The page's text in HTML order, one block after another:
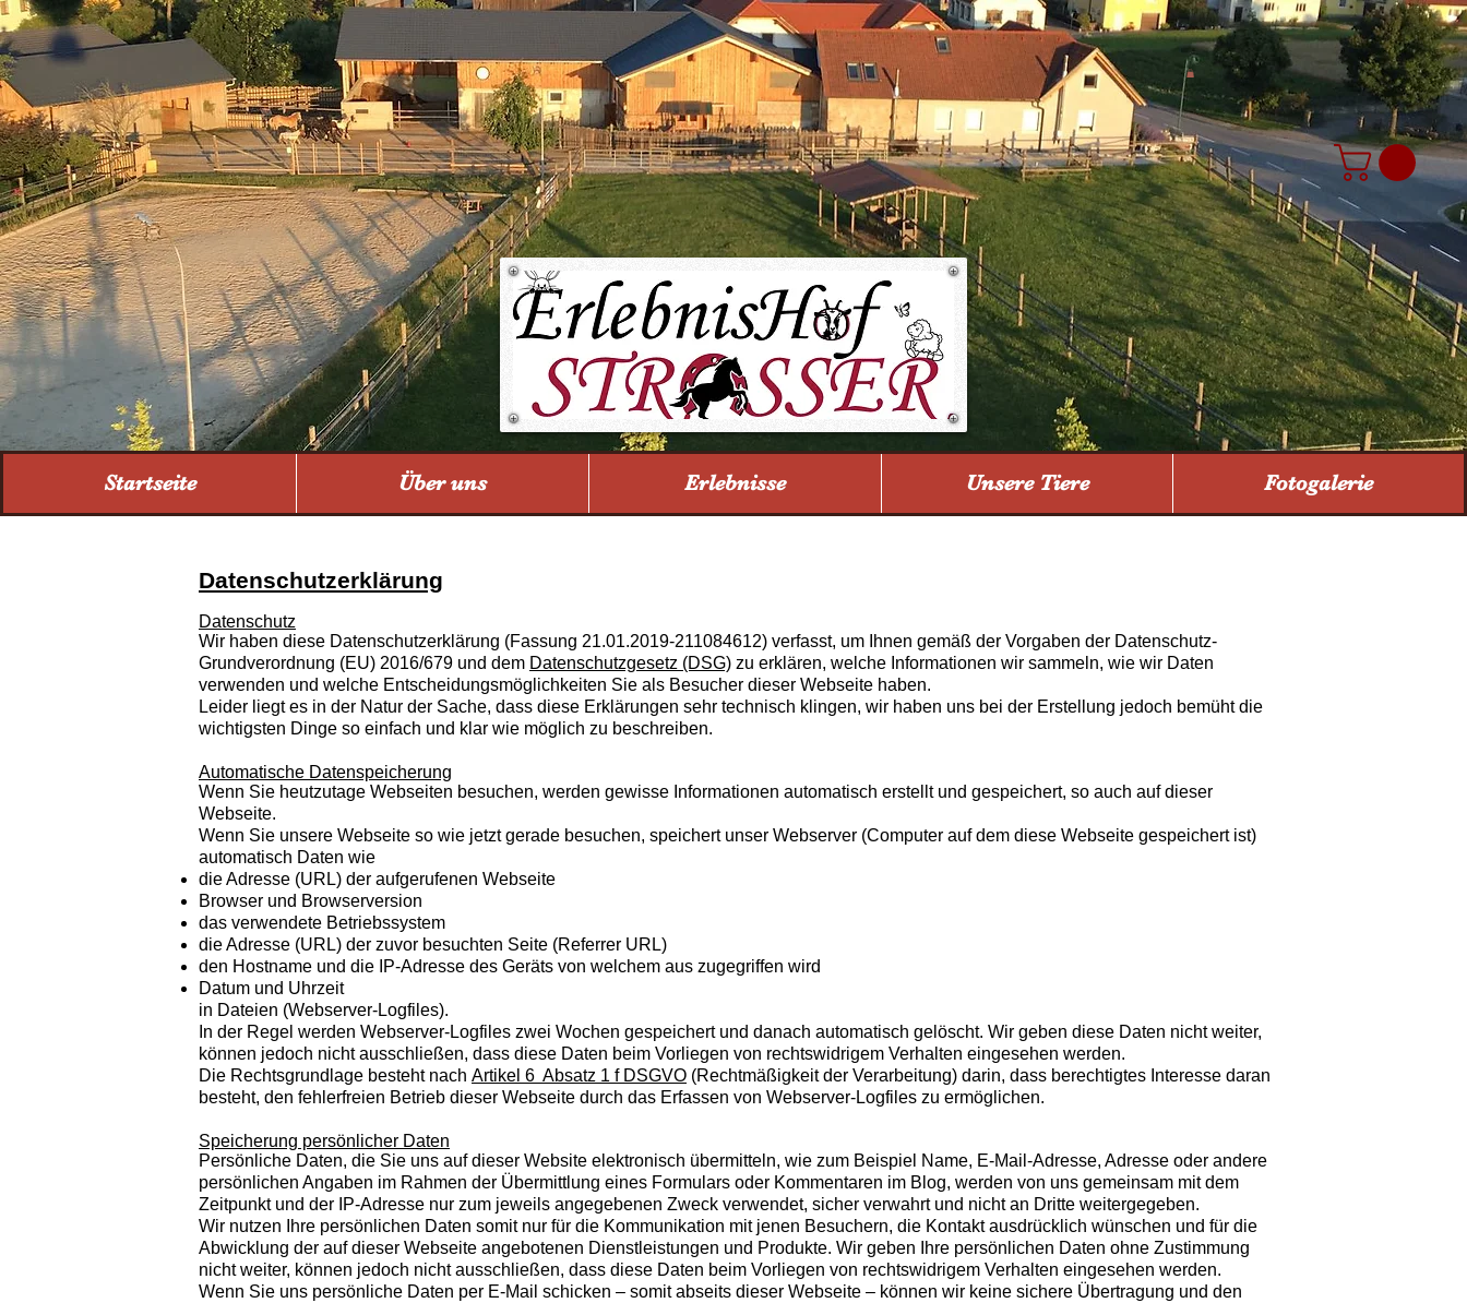
Startseite Über uns Erlebnisse Unsere Tiere Fotogalerie
Datenschutzerklärung
Datenschutz
Wir haben diese Datenschutzerklärung (Fassung 21.01.2019-211084612) verfasst, um Ihnen gemäß der Vorgaben der Datenschutz-
Grundverordnung (EU) 2016/679 und dem Datenschutzgesetz (DSG) zu erklären, welche Informationen wir sammeln, wie wir Daten
verwenden und welche Entscheidungsmöglichkeiten Sie als Besucher dieser Webseite haben.
Leider liegt es in der Natur der Sache, dass diese Erklärungen sehr technisch klingen, wir haben uns bei der Erstellung jedoch bemüht die
wichtigsten Dinge so einfach und klar wie möglich zu beschreiben.
Automatische Datenspeicherung
Wenn Sie heutzutage Webseiten besuchen, werden gewisse Informationen automatisch erstellt und gespeichert, so auch auf dieser
Webseite.
Wenn Sie unsere Webseite so wie jetzt gerade besuchen, speichert unser Webserver (Computer auf dem diese Webseite gespeichert ist)
automatisch Daten wie
die Adresse (URL) der aufgerufenen Webseite
Browser und Browserversion
das verwendete Betriebssystem
die Adresse (URL) der zuvor besuchten Seite (Referrer URL)
den Hostname und die IP-Adresse des Geräts von welchem aus zugegriffen wird
Datum und Uhrzeit
in Dateien (Webserver-Logfiles).
In der Regel werden Webserver-Logfiles zwei Wochen gespeichert und danach automatisch gelöscht. Wir geben diese Daten nicht weiter,
können jedoch nicht ausschließen, dass diese Daten beim Vorliegen von rechtswidrigem Verhalten eingesehen werden.
Die Rechtsgrundlage besteht nach Artikel 6 Absatz 1 f DSGVO (Rechtmäßigkeit der Verarbeitung) darin, dass berechtigtes Interesse daran
besteht, den fehlerfreien Betrieb dieser Webseite durch das Erfassen von Webserver-Logfiles zu ermöglichen.
Speicherung persönlicher Daten
Persönliche Daten, die Sie uns auf dieser Website elektronisch übermitteln, wie zum Beispiel Name, E-Mail-Adresse, Adresse oder andere
persönlichen Angaben im Rahmen der Übermittlung eines Formulars oder Kommentaren im Blog, werden von uns gemeinsam mit dem
Zeitpunkt und der IP-Adresse nur zum jeweils angegebenen Zweck verwendet, sicher verwahrt und nicht an Dritte weitergegeben.
Wir nutzen Ihre persönlichen Daten somit nur für die Kommunikation mit jenen Besuchern, die Kontakt ausdrücklich wünschen und für die
Abwicklung der auf dieser Webseite angebotenen Dienstleistungen und Produkte. Wir geben Ihre persönlichen Daten ohne Zustimmung
nicht weiter, können jedoch nicht ausschließen, dass diese Daten beim Vorliegen von rechtswidrigem Verhalten eingesehen werden.
Wenn Sie uns persönliche Daten per E-Mail schicken – somit abseits dieser Webseite – können wir keine sichere Übertragung und den